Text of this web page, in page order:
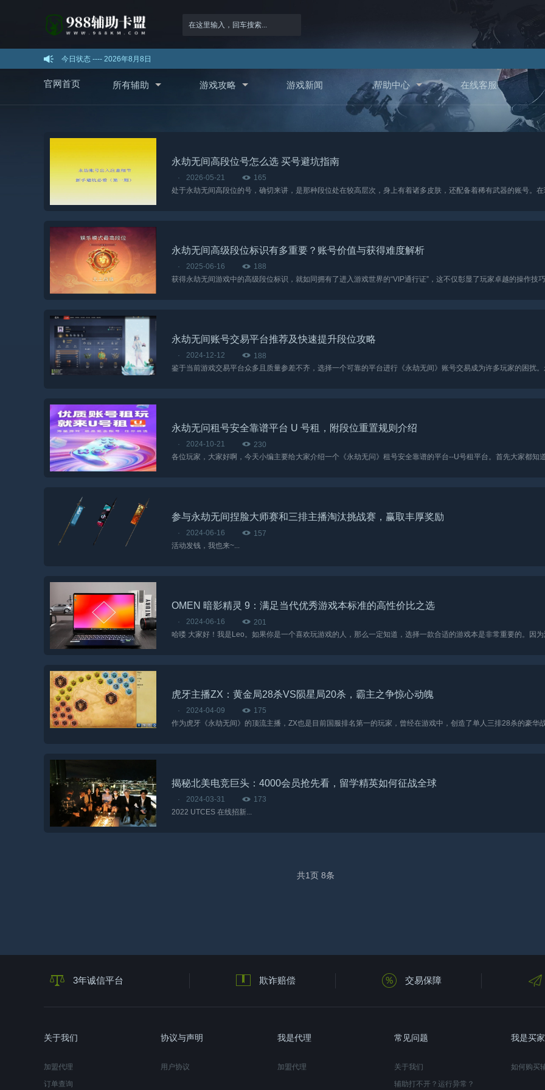
今日状态 ---- 2026年8月8日
官网首页 所有辅助 游戏攻略 游戏新闻 帮助中心 在线客服
永劫无间高段位号怎么选 买号避坑指南
· 2026-05-21
165
永劫无间高级段位标识有多重要？账号价值与获得难度解析
· 2025-06-16
188
永劫无间账号交易平台推荐及快速提升段位攻略
· 2024-12-12
188
永劫无问租号安全靠谱平台 U 号租，附段位重置规则介绍
· 2024-10-21
230
参与永劫无间捏脸大师赛和三排主播淘汰挑战赛，赢取丰厚奖励
· 2024-06-16
157
活动发钱，我也来~...
OMEN 暗影精灵 9：满足当代优秀游戏本标准的高性价比之选
· 2024-06-16
201
哈喽 大家好！我是Leo。如果你是一个喜欢玩游戏的人，那么一定知道，选择一款合适的游戏本是非常重要的。因为
虎牙主播ZX：黄金局28杀VS陨星局20杀，霸主之争惊心动魄
· 2024-04-09
175
揭秘北美电竞巨头：4000会员抢先看，留学精英如何征战全球
· 2024-03-31
173
2022 UTCES 在线招新...
共1页 8条
3年诚信平台 欺诈赔偿 交易保障
关于我们
加盟代理
订单查询
协议与声明
用户协议
我是代理
加盟代理
常见问题
关于我们
辅助打不开？运行异常？
我是买家
如何购买